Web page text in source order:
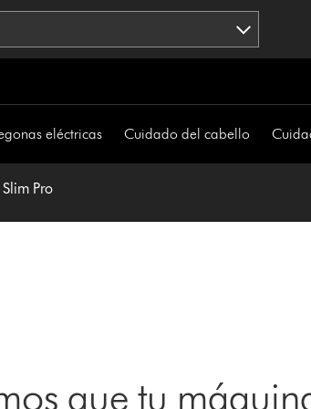
eléctricas Cuidado del cabello
Pro
que tu